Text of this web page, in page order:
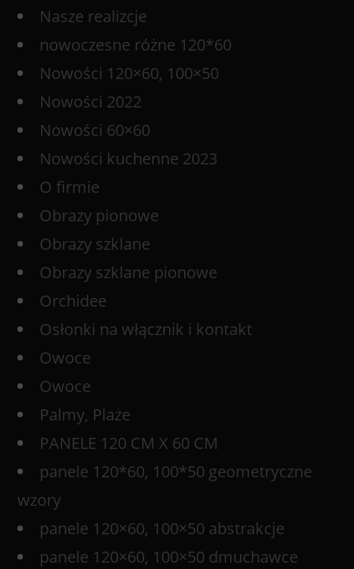
Nasze realizcje
nowoczesne różne 120*60
Nowości 120×60, 100×50
Nowości 2022
Nowości 60×60
Nowości kuchenne 2023
O firmie
Obrazy pionowe
Obrazy szklane
Obrazy szklane pionowe
Orchidee
Osłonki na włącznik i kontakt
Owoce
Owoce
Palmy, Plaże
PANELE 120 CM X 60 CM
panele 120*60, 100*50 geometryczne
wzory
panele 120×60, 100×50 abstrakcje
panele 120×60, 100×50 dmuchawce